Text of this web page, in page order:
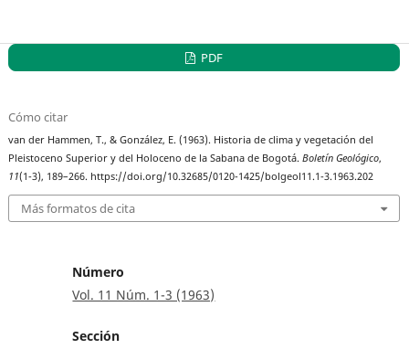
PDF
Cómo citar
van der Hammen, T., & González, E. (1963). Historia de clima y vegetación del
Pleistoceno Superior y del Holoceno de la Sabana de Bogotá.Boletín Geológico,
11(1-3), 189–266. https://doi.org/10.32685/0120-1425/bolgeol11.1-3.1963.202
Más formatos de cita
Número
Vol. 11 Núm. 1-3 (1963)
Sección